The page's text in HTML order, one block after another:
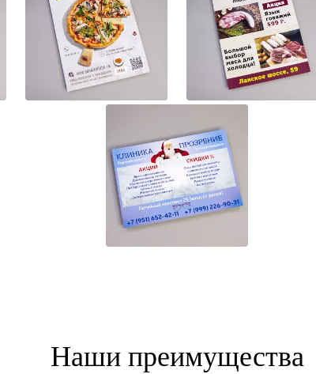
Наши преимущества